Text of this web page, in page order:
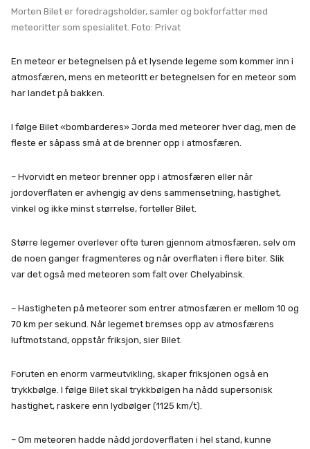
Morten Bilet er foredragsholder, samler og bokforfatter med
meteoritter som spesialitet. Foto: Privat
En meteor er betegnelsen på et lysende legeme som kommer inn i
atmosfæren, mens en meteoritt er betegnelsen for en meteor som
har landet på bakken.
I følge Bilet «bombarderes» Jorda med meteorer hver dag, men de
fleste er såpass små at de brenner opp i atmosfæren.
– Hvorvidt en meteor brenner opp i atmosfæren eller når
jordoverflaten er avhengig av dens sammensetning, hastighet,
vinkel og ikke minst størrelse, forteller Bilet.
Større legemer overlever ofte turen gjennom atmosfæren, selv om
de noen ganger fragmenteres og når overflaten i flere biter. Slik
var det også med meteoren som falt over Chelyabinsk.
– Hastigheten på meteorer som entrer atmosfæren er mellom 10 og
70 km per sekund. Når legemet bremses opp av atmosfærens
luftmotstand, oppstår friksjon, sier Bilet.
Foruten en enorm varmeutvikling, skaper friksjonen også en
trykkbølge. I følge Bilet skal trykkbølgen ha nådd supersonisk
hastighet, raskere enn lydbølger (1125 km/t).
– Om meteoren hadde nådd jordoverflaten i hel stand, kunne